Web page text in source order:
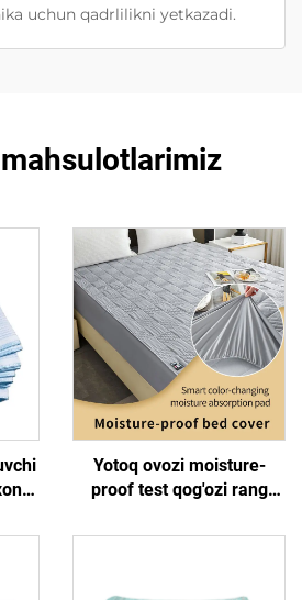
uchun qadrlilikni yetkazadi.
Yotoq ovozi moisture-
proof test qog'ozi rang
matrasingizni moisture-